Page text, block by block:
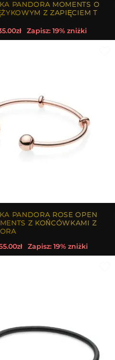
PANDORA MOMENTS O
Z ZAPIĘCIEM T
Zapisz: 19% zniżki
PANDORA ROSE OPEN
Z KOŃCÓWKAMI Z
Zapisz: 19% zniżki